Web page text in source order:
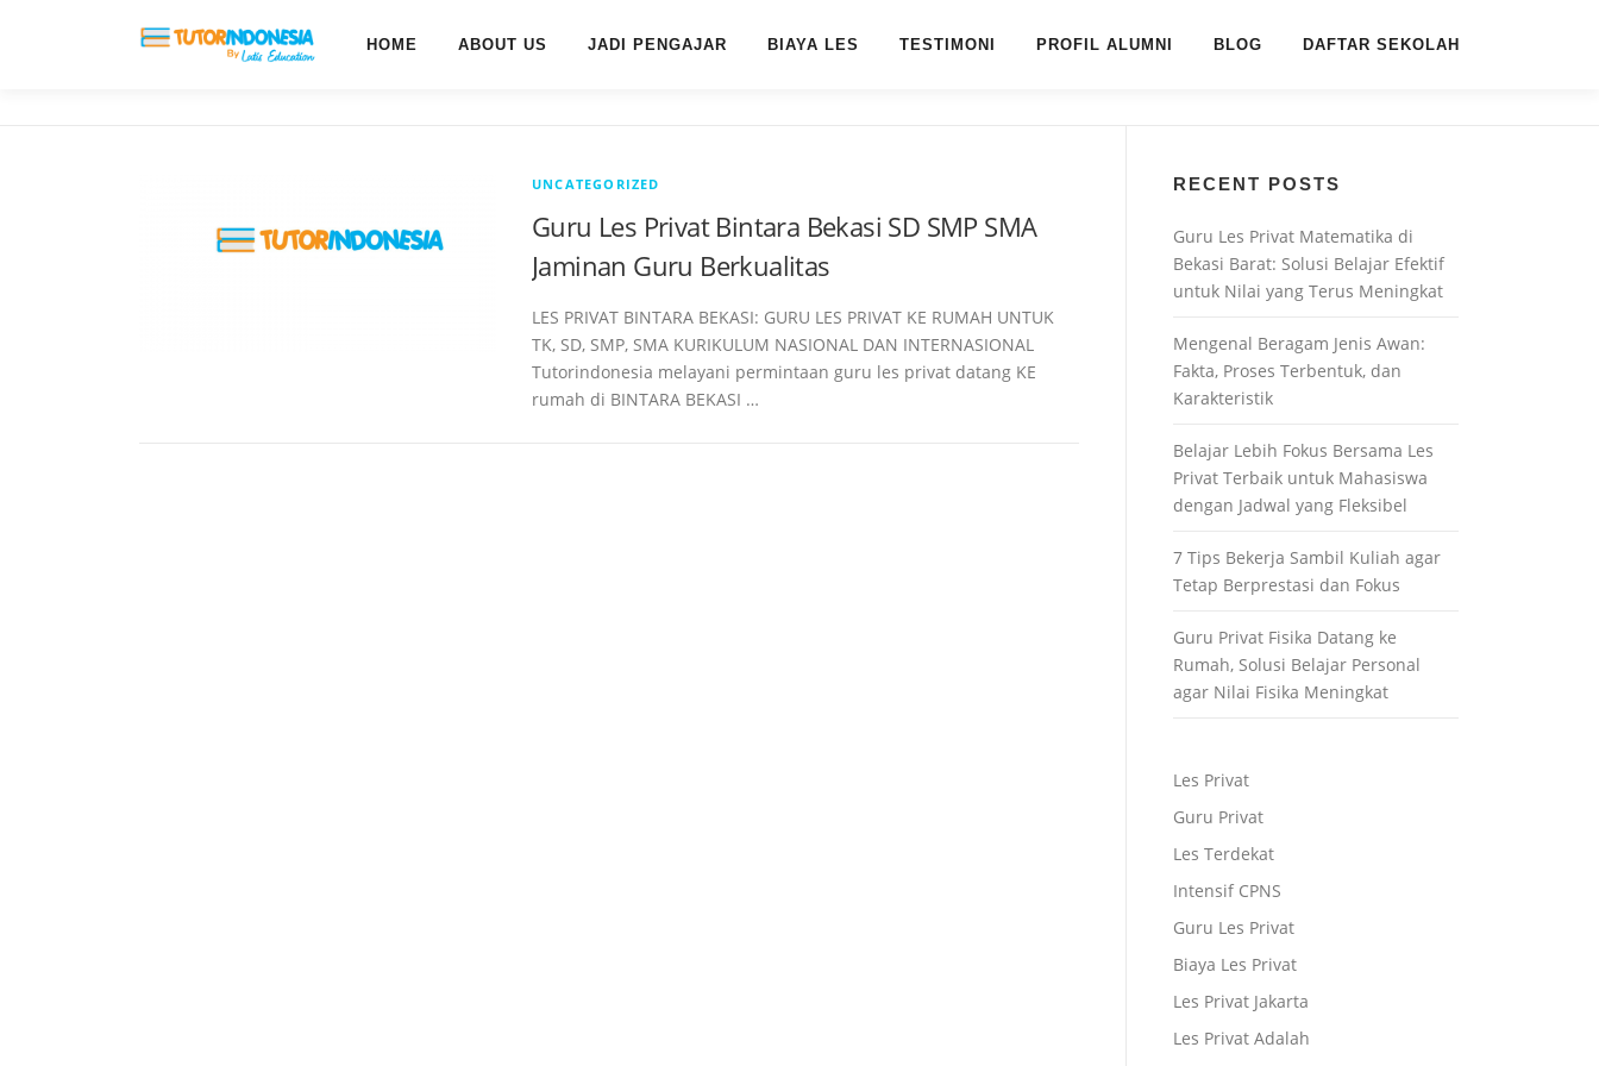
HOME ABOUT US JADI PENGAJAR BIAYA LES TESTIMONI PROFIL ALUMNI BLOG DAFTAR SEKOLAH
UNCATEGORIZED
Guru Les Privat Bintara Bekasi SD SMP SMA
Jaminan Guru Berkualitas
LES PRIVAT BINTARA BEKASI: GURU LES PRIVAT KE RUMAH UNTUK
TK, SD, SMP, SMA KURIKULUM NASIONAL DAN INTERNASIONAL
Tutorindonesia melayani permintaan guru les privat datang KE
rumah di BINTARA BEKASI …
RECENT POSTS
Guru Les Privat Matematika di
Bekasi Barat: Solusi Belajar Efektif
untuk Nilai yang Terus Meningkat
Mengenal Beragam Jenis Awan:
Fakta, Proses Terbentuk, dan
Karakteristik
Belajar Lebih Fokus Bersama Les
Privat Terbaik untuk Mahasiswa
dengan Jadwal yang Fleksibel
7 Tips Bekerja Sambil Kuliah agar
Tetap Berprestasi dan Fokus
Guru Privat Fisika Datang ke
Rumah, Solusi Belajar Personal
agar Nilai Fisika Meningkat
Les Privat
Guru Privat
Les Terdekat
Intensif CPNS
Guru Les Privat
Biaya Les Privat
Les Privat Jakarta
Les Privat Adalah